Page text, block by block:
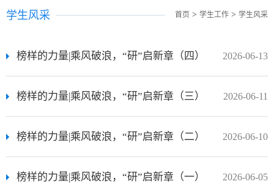
首页 > 学生工作 > 学生风采
学生风采
榜样的力量|乘风破浪，“研”启新章（四） 2026-06-13
榜样的力量|乘风破浪，“研”启新章（三） 2026-06-11
榜样的力量|乘风破浪，“研”启新章（二） 2026-06-10
榜样的力量|乘风破浪，“研”启新章（一） 2026-06-05